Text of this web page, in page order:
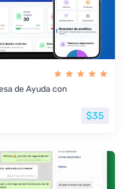
de Ayuda con
$35